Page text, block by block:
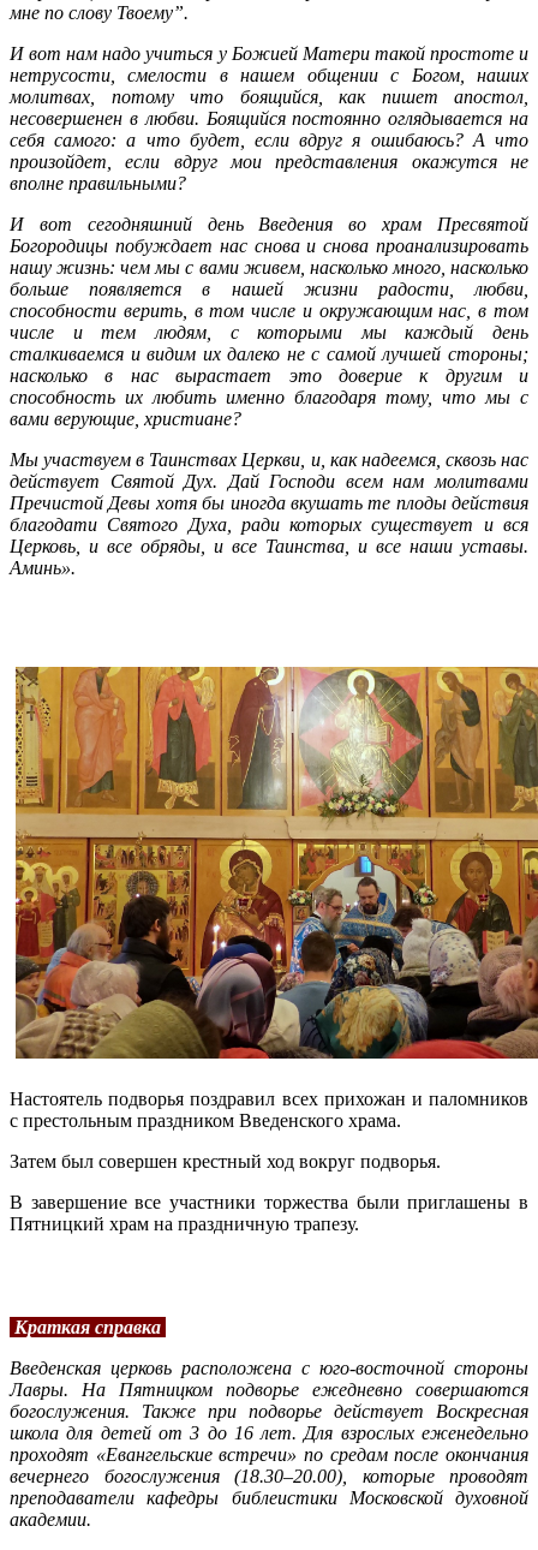
мне по слову Твоему”.
И вот нам надо учиться у Божией Матери такой простоте и
нетрусости, смелости в нашем общении с Богом, наших
молитвах, потому что боящийся, как пишет апостол,
несовершенен в любви. Боящийся постоянно оглядывается на
себя самого: а что будет, если вдруг я ошибаюсь? А что
произойдет, если вдруг мои представления окажутся не
вполне правильными?
И вот сегодняшний день Введения во храм Пресвятой
Богородицы побуждает нас снова и снова проанализировать
нашу жизнь: чем мы с вами живем, насколько много, насколько
больше появляется в нашей жизни радости, любви,
способности верить, в том числе и окружающим нас, в том
числе и тем людям, с которыми мы каждый день
сталкиваемся и видим их далеко не с самой лучшей стороны;
насколько в нас вырастает это доверие к другим и
способность их любить именно благодаря тому, что мы с
вами верующие, христиане?
Мы участвуем в Таинствах Церкви, и, как надеемся, сквозь нас
действует Святой Дух. Дай Господи всем нам молитвами
Пречистой Девы хотя бы иногда вкушать те плоды действия
благодати Святого Духа, ради которых существует и вся
Церковь, и все обряды, и все Таинства, и все наши уставы.
Аминь».
Настоятель подворья поздравил всех прихожан и паломников
с престольным праздником Введенского храма.
Затем был совершен крестный ход вокруг подворья.
В завершение все участники торжества были приглашены в
Пятницкий храм на праздничную трапезу.
Краткая справка
Введенская церковь расположена с юго-восточной стороны
Лавры. На Пятницком подворье ежедневно совершаются
богослужения. Также при подворье действует Воскресная
школа для детей от 3 до 16 лет. Для взрослых еженедельно
проходят «Евангельские встречи» по средам после окончания
вечернего богослужения (18.30–20.00), которые проводят
преподаватели кафедры библеистики Московской духовной
академии.